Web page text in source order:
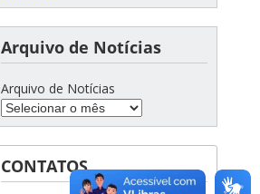
Arquivo de Notícias
Arquivo de Notícias
CONTATOS